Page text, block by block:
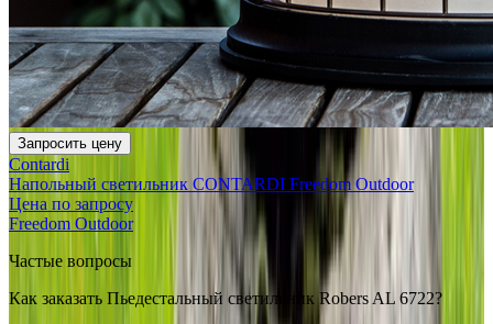
Запросить цену
Contardi
Напольный светильник CONTARDI Freedom Outdoor
Цена по запросу
Freedom Outdoor
Частые вопросы
Как заказать Пьедестальный светильник Robers AL 6722?